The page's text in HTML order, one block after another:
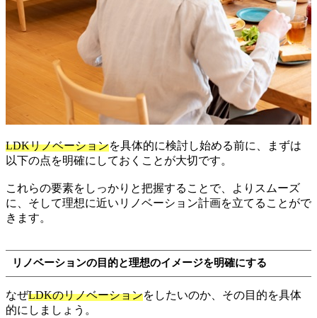
LDKリノベーションを具体的に検討し始める前に、まずは
以下の点を明確にしておくことが大切です。
これらの要素をしっかりと把握することで、よりスムーズ
に、そして理想に近いリノベーション計画を立てることがで
きます。
リノベーションの目的と理想のイメージを明確にする
なぜLDKのリノベーションをしたいのか、その目的を具体
的にしましょう。